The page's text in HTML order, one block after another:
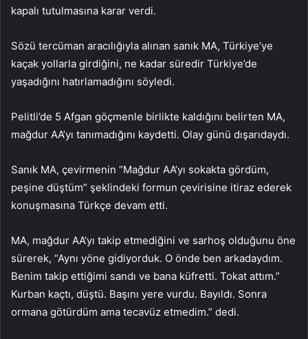
kapalı tutulmasına karar verdi.
Sözü tercüman aracılığıyla alınan sanık MA, Türkiye’ye
kaçak yollarla girdiğini, ne kadar süredir Türkiye’de
yaşadığını hatırlamadığını söyledi.
Pelitli’de 5 Afgan göçmenle birlikte kaldığını belirten MA,
mağdur AA’yı tanımadığını kaydetti. Olay günü dışarıdaydı.
Sanık MA, çevirmenin “Mağdur AA’yı sokakta gördüm,
peşine düştüm” şeklindeki formun çevirisine itiraz ederek
konuşmasına Türkçe devam etti.
MA, mağdur AA’yı takip etmediğini ve sarhoş olduğunu öne
sürerek, “Aynı yöne gidiyorduk. O önde ben arkadaydım.
Benim takip ettiğimi sandı ve bana küfretti. Tokat attım.”
Kurban kaçtı, düştü. Başını yere vurdu. Bayıldı. Sonra
ormana götürdüm ama tecavüz etmedim.” dedi.